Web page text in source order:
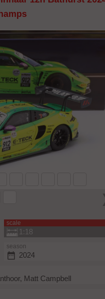
scale
1:18
season
2024
Matt Campbell